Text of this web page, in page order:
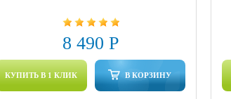
8 490 Р
КУПИТЬ В 1 КЛИК В КОРЗИНУ